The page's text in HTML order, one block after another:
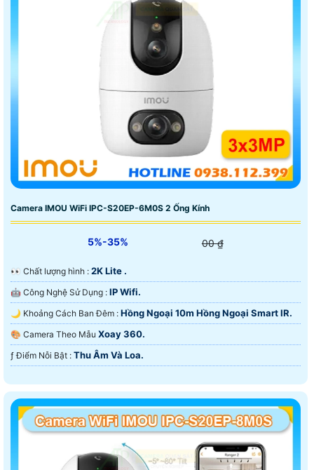
Camera IMOU WiFi IPC-S20EP-6M0S 2 Ống Kính
5%-35% 00 ₫
️👀 Chất lượng hình : 2K Lite .
🤖️ Công Nghệ Sử Dụng : IP Wifi.
🌙 Khoảng Cách Ban Đêm : Hồng Ngoại 10m Hồng Ngoại Smart IR.
🎨 Camera Theo Mẫu Xoay 360.
️ƒ Điểm Nỗi Bật : Thu Âm Và Loa.